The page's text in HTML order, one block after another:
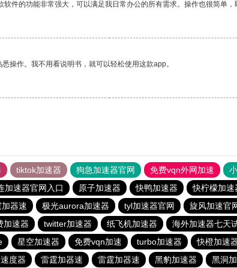
件的功能非常强大，可以满足我日常办公的所有需求。操作也很简单，
操作。我不用看说明书，就可以轻松使用这款app。
tiktok加速器 狗急加速器官网 免费vqn外网加速
加速器官网入口 原子加速器 快鸭加速器 快柠檬加速
器速 极光aurora加速器 tyl加速器官网 旋风加速官
加速器 twitter加速器 纸飞机加速器 海外加速器七天
星空加速器 免费vqn加速 turbo加速器 快橙加速
度器 雷霆加器速 雷霆加器速 黑豹加速器 黑洞